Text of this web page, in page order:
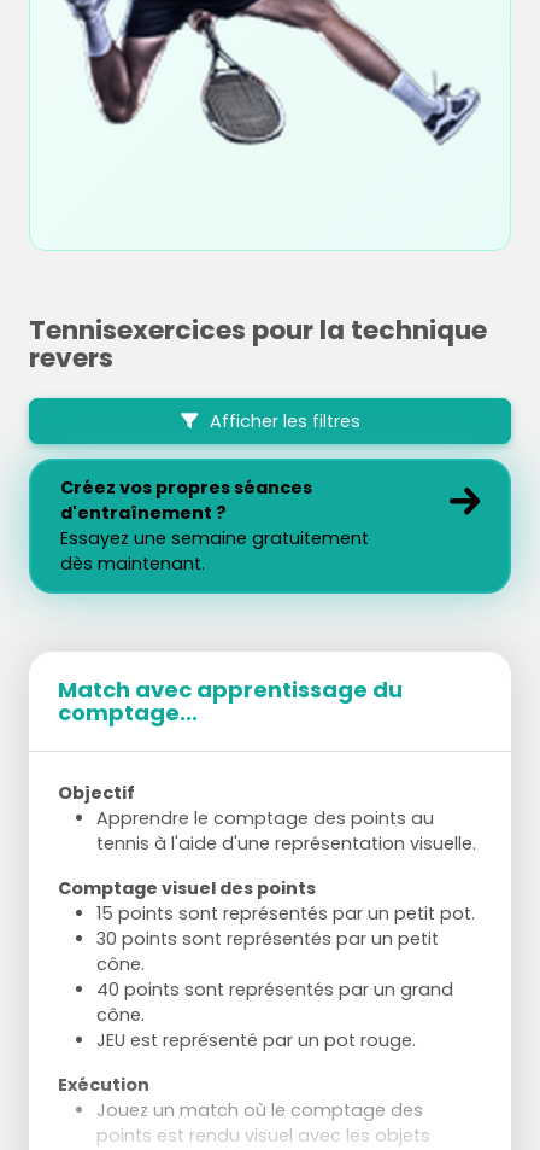
Tennisexercices pour la technique
revers
Afficher les filtres
Créez vos propres séances
d'entraînement ?
Essayez une semaine gratuitement
dès maintenant.
Match avec apprentissage du
comptage...
Objectif
Apprendre le comptage des points au
tennis à l'aide d'une représentation visuelle.
Comptage visuel des points
15 points sont représentés par un petit pot.
30 points sont représentés par un petit
cône.
40 points sont représentés par un grand
cône.
JEU est représenté par un pot rouge.
Exécution
Jouez un match où le comptage des
points est rendu visuel avec les objets